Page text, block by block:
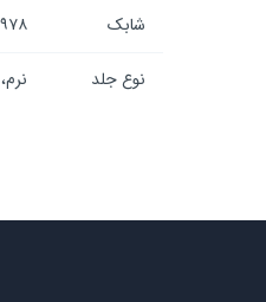
شابک ۸-
نوع جلد